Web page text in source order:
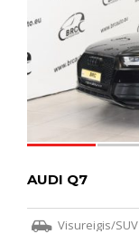
AUDI Q7
Visureigis/SUV